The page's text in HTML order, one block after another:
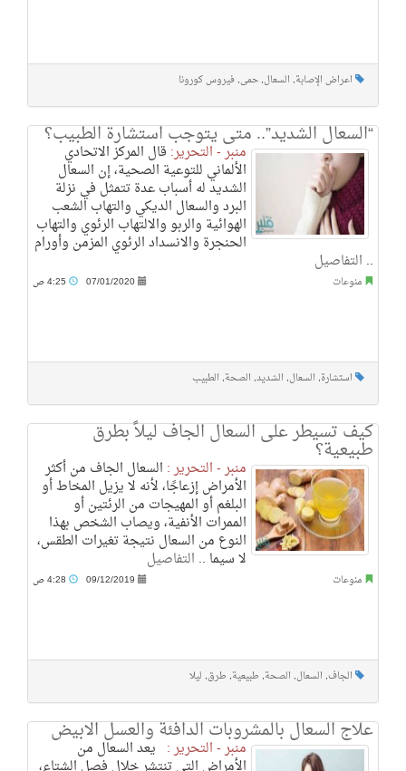
اعراض الإصابة, السعال, حمى, فيروس كورونا
“السعال الشديد”.. متى يتوجب استشارة الطبيب؟
منبر - التحرير: قال المركز الاتحادي
الألماني للتوعية الصحية، إن السعال
الشديد له أسباب عدة تتمثل في نزلة
البرد والسعال الديكي والتهاب الشعب
الهوائية والربو والالتهاب الرئوي والتهاب
الحنجرة والانسداد الرئوي المزمن وأورام
.. التفاصيل
منوعات 07/01/2020
استشارة, السعال, الشديد, الصحة, الطبيب
كيف تسيطر على السعال الجاف ليلاً بطرق
طبيعية؟
منبر - التحرير : السعال الجاف من أكثر
الأمراض إزعاجًا، لأنه لا يزيل المخاط أو
البلغم أو المهيجات من الرئتين أو
الممرات الأنفية، ويصاب الشخص بهذا
النوع من السعال نتيجة تغيرات الطقس،
لا سيما .. التفاصيل
منوعات 09/12/2019
الجاف, السعال, الصحة, طبيعية, طرق, ليلا
علاج السعال بالمشروبات الدافئة والعسل الابيض
منبر - التحرير : يعد السعال من